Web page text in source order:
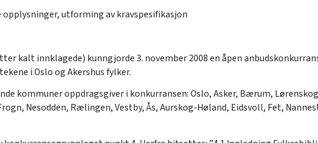
utforming av kravspesifikasjon
kalt innklagede) kunngjorde 3. november 2008 en åpen
i Oslo og Akershus fylker.
kommuner oppdragsgiver i konkurransen: Oslo, Asker, Bærum,
Nesodden, Rælingen, Vestby, Ås, Aurskog-Høland, Eidsvoll, Fet,